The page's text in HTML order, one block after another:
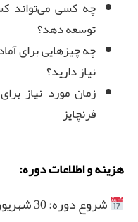
چه کسی می‌تواند
توسعه دهد؟
چه چیزهایی برای
نیاز دارید؟
زمان مورد نیاز
فرنچایز
هزینه و اطلاعات دوره:
شروع دوره: 30 شهریور ماه